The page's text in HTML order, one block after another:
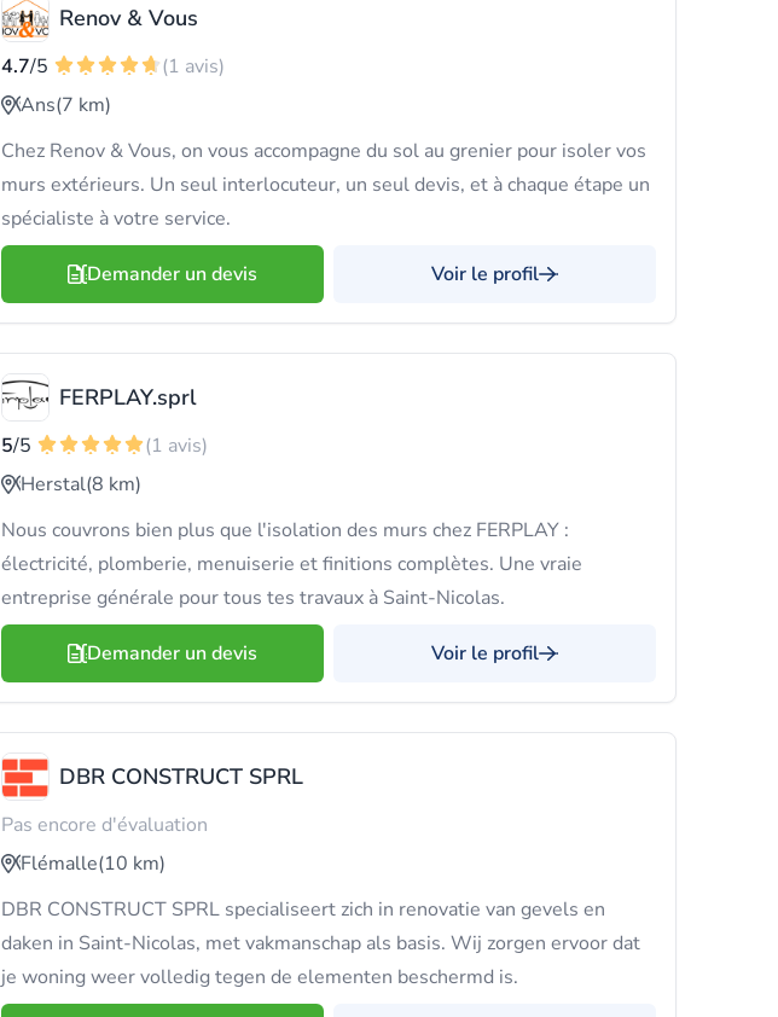
Renov & Vous
4.7/5
(1 avis)
Ans(7 km)
Chez Renov & Vous, on vous accompagne du sol au grenier pour isoler vos
murs extérieurs. Un seul interlocuteur, un seul devis, et à chaque étape un
spécialiste à votre service.
Demander un devis Voir le profil
FERPLAY.sprl
5/5
(1 avis)
Herstal(8 km)
Nous couvrons bien plus que l'isolation des murs chez FERPLAY :
électricité, plomberie, menuiserie et finitions complètes. Une vraie
entreprise générale pour tous tes travaux à Saint-Nicolas.
Demander un devis Voir le profil
DBR CONSTRUCT SPRL
Pas encore d'évaluation
Flémalle(10 km)
DBR CONSTRUCT SPRL specialiseert zich in renovatie van gevels en
daken in Saint-Nicolas, met vakmanschap als basis. Wij zorgen ervoor dat
je woning weer volledig tegen de elementen beschermd is.